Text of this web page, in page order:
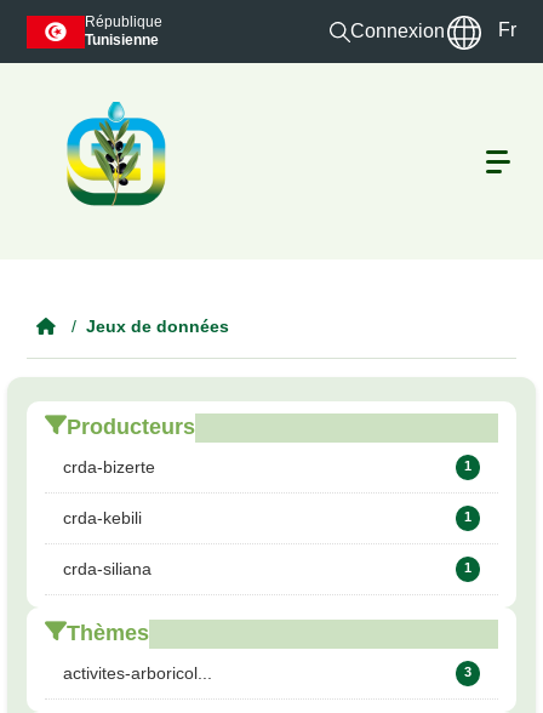
Skip to main content
République
Tunisienne
Connexion Fr
Jeux de données
Producteurs
crda-bizerte 1
crda-kebili 1
crda-siliana 1
Thèmes
activites-arboricol... 3